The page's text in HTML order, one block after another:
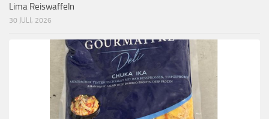
Lima Reiswaffeln
30 JULI, 2026